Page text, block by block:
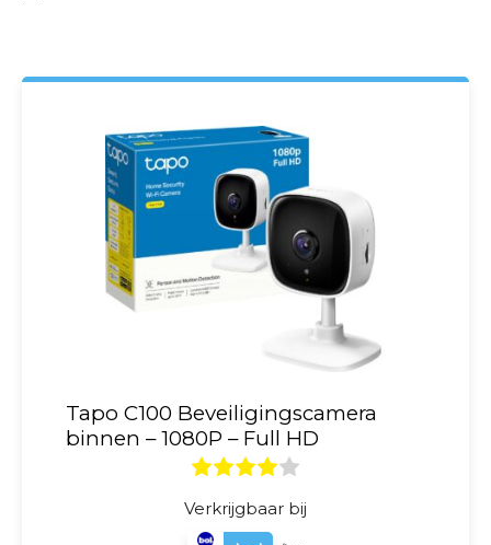
Tapo C100 Beveiligingscamera
binnen – 1080P – Full HD
Verkrijgbaar bij